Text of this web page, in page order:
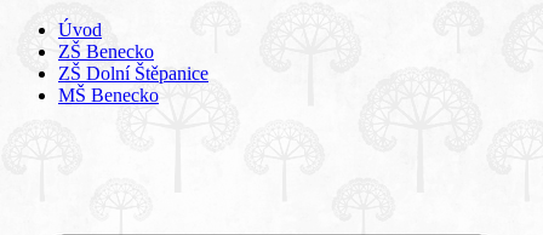
Úvod
ZŠ Benecko
ZŠ Dolní Štěpanice
MŠ Benecko